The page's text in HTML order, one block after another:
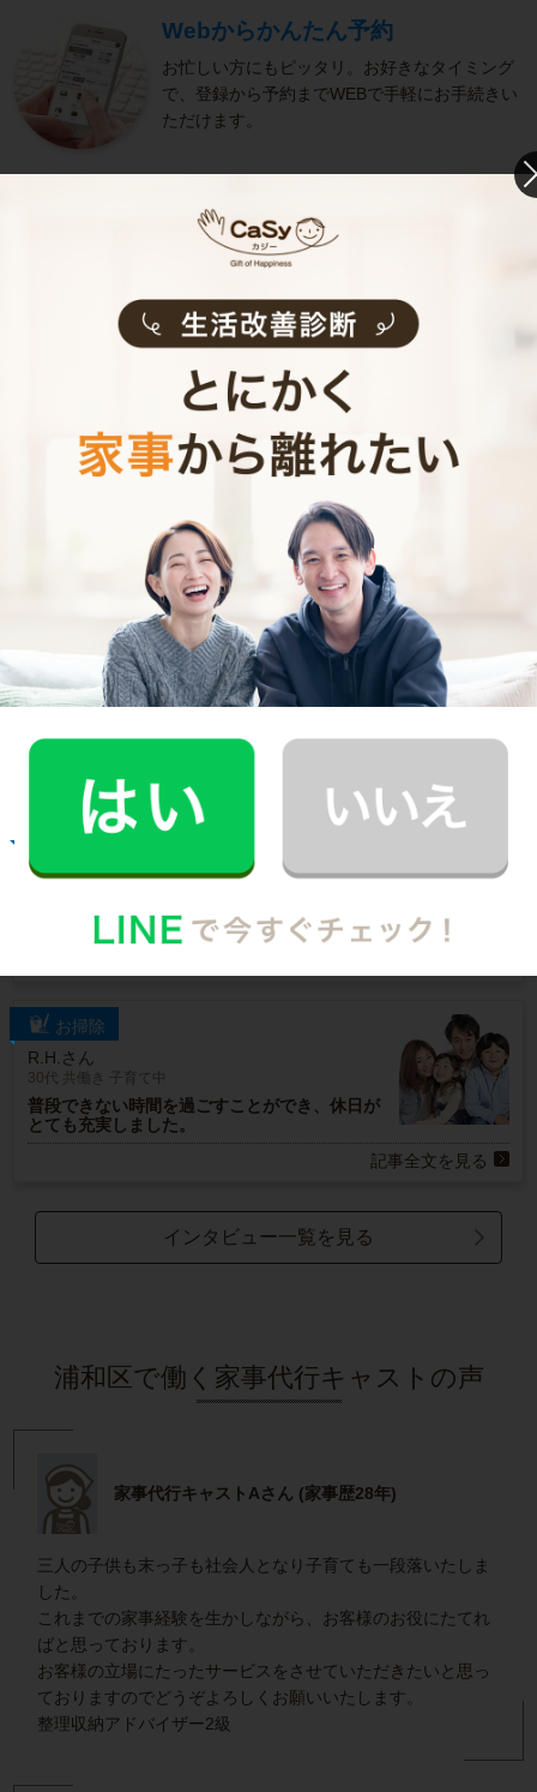
Webからかんたん予約
お忙しい方にもピッタリ。お好きなタイミング
で、登録から予約までWEBで手軽にお手続きい
ただけます。
CaSyでは当日の3時間前までご依頼いただける
ので、思わぬ来客などで急ぎのお掃除が必要な
きめ細やかなサービス
選考をクリアし、研修を修了したキャストがサ
ービスを実施。お客様のご要望に沿ったきめ細
やかなサービスで、健やかな生活をサポートし
ます。
お掃除代行のサービス内容
お掃除代行のサービス料金
お掃除
M.T.さん
30代 共働き 子育て中
お掃除
R.H.さん
30代 共働き 子育て中
普段できない時間を過ごすことができ、休日が
とても充実しました。
記事全文を見る
インタビュー一覧を見る
浦和区で働く家事代行キャストの声
家事代行キャストAさん (家事歴28年)
三人の子供も末っ子も社会人となり子育ても一段落いたしま
した。
これまでの家事経験を生かしながら、お客様のお役にたてれ
ばと思っております。
お客様の立場にたったサービスをさせていただきたいと思っ
ておりますのでどうぞよろしくお願いいたします。
整理収納アドバイザー2級